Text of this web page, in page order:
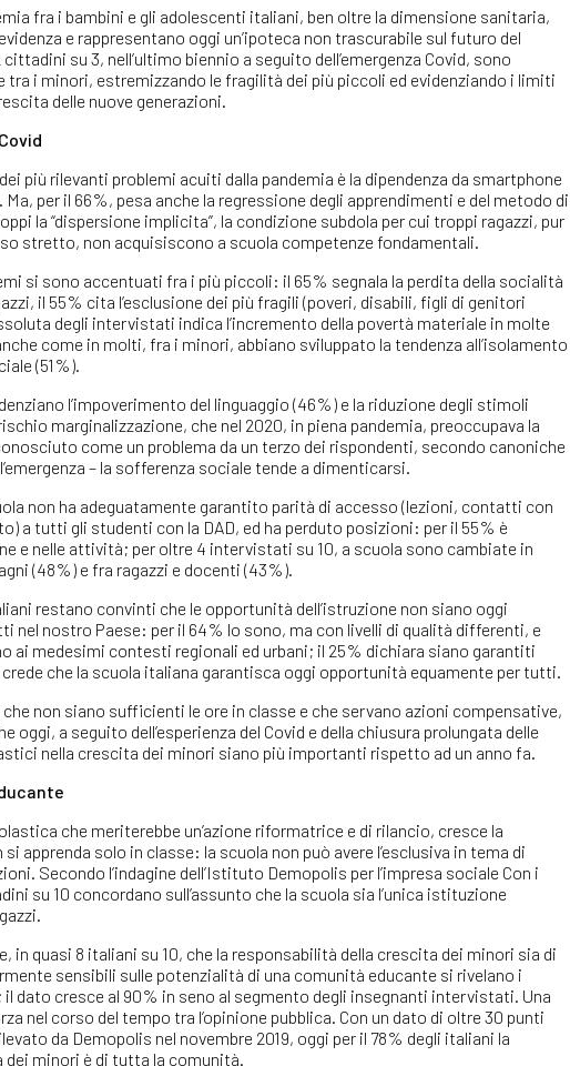
fra i bambini e gli adolescenti italiani, ben oltre la dimensione sanitaria,
e rappresentano oggi un’ipoteca non trascurabile sul futuro del
su 3, nell’ultimo biennio a seguito dell’emergenza Covid, sono
tra i minori, estremizzando le fragilità dei più piccoli ed evidenziando i limiti
delle nuove generazioni.
più rilevanti problemi acuiti dalla pandemia è la dipendenza da smartphone
per il 66%, pesa anche la regressione degli apprendimenti e del metodo di
la “dispersione implicita”, la condizione subdola per cui troppi ragazzi, pur
stretto, non acquisiscono a scuola competenze fondamentali.
si sono accentuati fra i più piccoli: il 65% segnala la perdita della socialità
il 55% cita l’esclusione dei più fragili (poveri, disabili, figli di genitori
degli intervistati indica l’incremento della povertà materiale in molte
come in molti, fra i minori, abbiano sviluppato la tendenza all’isolamento
(51%).
l’impoverimento del linguaggio (46%) e la riduzione degli stimoli
marginalizzazione, che nel 2020, in piena pandemia, preoccupava la
come un problema da un terzo dei rispondenti, secondo canoniche
– la sofferenza sociale tende a dimenticarsi.
non ha adeguatamente garantito parità di accesso (lezioni, contatti con
a tutti gli studenti con la DAD, ed ha perduto posizioni: per il 55% è
e nelle attività; per oltre 4 intervistati su 10, a scuola sono cambiate in
(48%) e fra ragazzi e docenti (43%).
restano convinti che le opportunità dell’istruzione non siano oggi
nel nostro Paese: per il 64% lo sono, ma con livelli di qualità differenti, e
ai medesimi contesti regionali ed urbani; il 25% dichiara siano garantiti
crede che la scuola italiana garantisca oggi opportunità equamente per tutti.
che non siano sufficienti le ore in classe e che servano azioni compensative,
oggi, a seguito dell’esperienza del Covid e della chiusura prolungata delle
nella crescita dei minori siano più importanti rispetto ad un anno fa.
che meriterebbe un’azione riformatrice e di rilancio, cresce la
apprenda solo in classe: la scuola non può avere l’esclusiva in tema di
Secondo l’indagine dell’Istituto Demopolis per l’impresa sociale Con i
su 10 concordano sull’assunto che la scuola sia l’unica istituzione
in quasi 8 italiani su 10, che la responsabilità della crescita dei minori sia di
sensibili sulle potenzialità di una comunità educante si rivelano i
dato cresce al 90% in seno al segmento degli insegnanti intervistati. Una
nel corso del tempo tra l’opinione pubblica. Con un dato di oltre 30 punti
da Demopolis nel novembre 2019, oggi per il 78% degli italiani la
minori è di tutta la comunità.